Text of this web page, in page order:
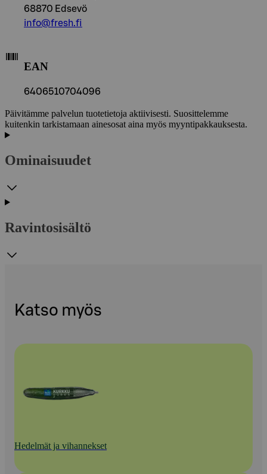
68870 Edsevö
info@fresh.fi
EAN
6406510704096
Päivitämme palvelun tuotetietoja aktiivisesti. Suosittelemme
kuitenkin tarkistamaan ainesosat aina myös myyntipakkauksesta.
Ominaisuudet
Ravintosisältö
Katso myös
Hedelmät ja vihannekset